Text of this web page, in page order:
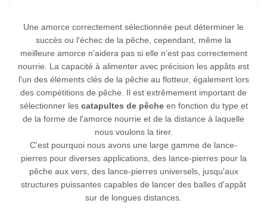
Une amorce correctement sélectionnée peut déterminer le
succès ou l'échec de la pêche, cependant, même la
meilleure amorce n'aidera pas si elle n'est pas correctement
nourrie. La capacité à alimenter avec précision les appâts est
l'un des éléments clés de la pêche au flotteur, également lors
des compétitions de pêche. Il est extrêmement important de
sélectionner les catapultes de pêcheen fonction du type et
de la forme de l'amorce nourrie et de la distance à laquelle
nous voulons la tirer.
C'est pourquoi nous avons une large gamme de lance-
pierres pour diverses applications, des lance-pierres pour la
pêche aux vers, des lance-pierres universels, jusqu'aux
structures puissantes capables de lancer des balles d'appât
sur de longues distances.